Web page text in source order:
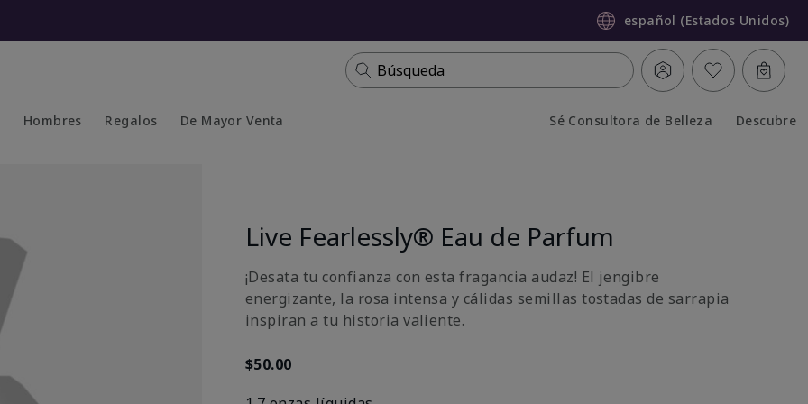
español (Estados Unidos)
Búsqueda
Hombres Regalos De Mayor Venta Sé Consultora de Belleza Descubre
Live Fearlessly® Eau de Parfum
¡Desata tu confianza con esta fragancia audaz! El jengibre
energizante, la rosa intensa y cálidas semillas tostadas de sarrapia
inspiran a tu historia valiente.
$50.00